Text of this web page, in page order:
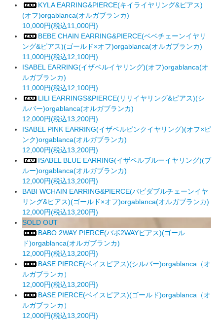
KYLA EARRING&PIERCE(キイライヤリング&ピアス)
(オフ)orgablanca(オルガブランカ)
10,000円(税込11,000円)
BEBE CHAIN EARRING&PIERCE(ベベチェーンイヤリ
ング&ピアス)(ゴールド×オフ)orgablanca(オルガブランカ)
11,000円(税込12,100円)
ISABEL EARRING(イザベルイヤリング)(オフ)orgablanca(オ
ルガブランカ)
11,000円(税込12,100円)
LILI EARRINGS&PIERCE(リリイヤリング&ピアス)(シ
ルバー)orgablanca(オルガブランカ)
12,000円(税込13,200円)
ISABEL PINK EARRING(イザベルピンクイヤリング)(オフ×ピ
ンク)orgablanca(オルガブランカ)
12,000円(税込13,200円)
ISABEL BLUE EARRING(イザベルブルーイヤリング)(ブ
ルー)orgablanca(オルガブランカ)
12,000円(税込13,200円)
BABI WCHAIN EARRING&PIERCE(バビダブルチェーンイヤ
リング&ピアス)(ゴールド×オフ)orgablanca(オルガブランカ)
12,000円(税込13,200円)
SOLD OUT
BABO 2WAY PIERCE(バボ2WAYピアス)(ゴール
ド)orgablanca(オルガブランカ)
12,000円(税込13,200円)
BASE PIERCE(ベイスピアス)(シルバー)orgablanca（オ
ルガブランカ）
12,000円(税込13,200円)
BASE PIERCE(ベイスピアス)(ゴールド)orgablanca（オ
ルガブランカ）
12,000円(税込13,200円)